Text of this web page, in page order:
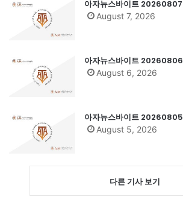
아자뉴스바이트 20260807
August 7, 2026
아자뉴스바이트 20260806
August 6, 2026
아자뉴스바이트 20260805
August 5, 2026
다른 기사 보기